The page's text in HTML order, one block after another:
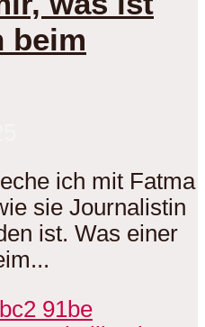
beim
ich mit Fatma
sie Journalistin
ist. Was einer